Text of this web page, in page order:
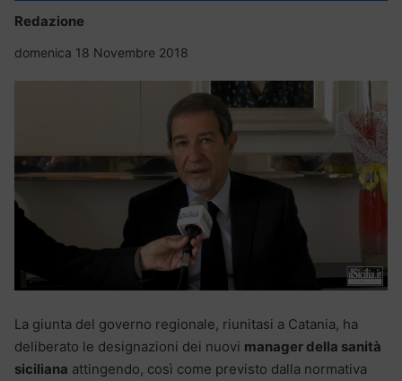
Redazione
domenica 18 Novembre 2018
La giunta del governo regionale, riunitasi a Catania, ha
deliberato le designazioni dei nuovi manager della sanità
siciliana attingendo, così come previsto dalla normativa